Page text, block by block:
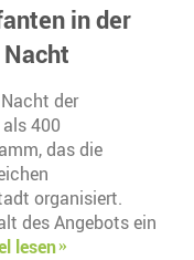
in der
der
400
das die
organisiert.
des Angebots ein
lesen